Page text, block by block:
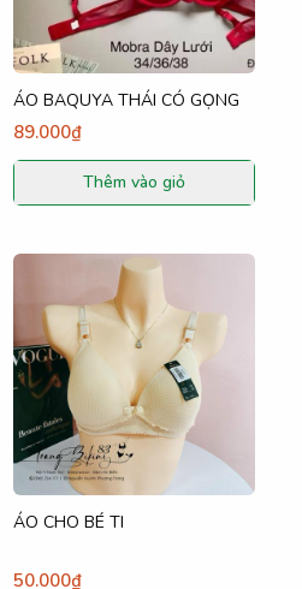
ÁO BAQUYA THÁI CÓ GỌNG
89.000₫
Thêm vào giỏ
ÁO CHO BÉ TI
50.000₫